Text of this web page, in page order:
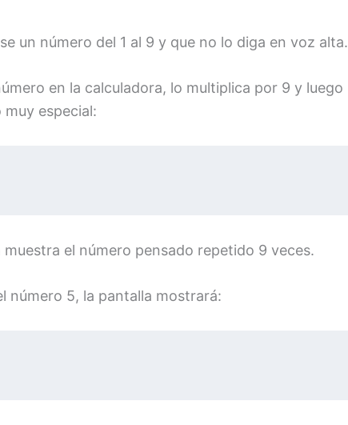
un número del 1 al 9 y que no lo diga en voz alta.
en la calculadora, lo multiplica por 9 y luego
especial:
el número pensado repetido 9 veces.
número 5, la pantalla mostrará: